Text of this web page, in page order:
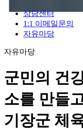
상담센터
1:1 이메일문의
자유마당
자유마당
군민의 건
소를 만들
기장군 체